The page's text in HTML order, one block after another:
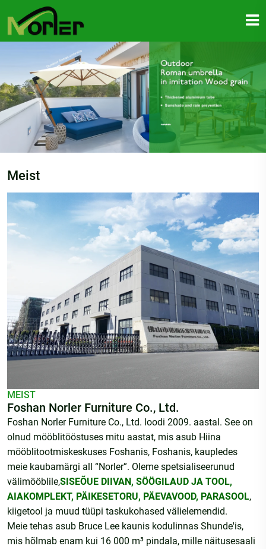
Meist
MEIST
Foshan Norler Furniture Co., Ltd.
Foshan Norler Furniture Co., Ltd. loodi 2009. aastal. See on
olnud mööblitööstuses mitu aastat, mis asub Hiina
mööblitootmiskeskuses Foshanis, Foshanis, kaupledes
meie kaubamärgi all “Norler”. Oleme spetsialiseerunud
välimööblile,SISEÕUE DIIVAN, SÖÖGILAUD JA TOOL,
AIAKOMPLEKT, PÄIKESETORU, PÄEVAVOOD, PARASOOL,
kiigetool ja muud tüüpi taskukohased välielemendid.
Meie tehas asub Bruce Lee kaunis kodulinnas Shunde'is,
mis hõlmab enam kui 16 000 m³ pindala, mille näitusesaali